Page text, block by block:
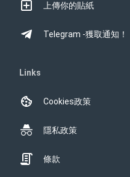
上傳你的貼紙
Telegram -獲取通知！
Links
Cookies政策
隱私政策
條款